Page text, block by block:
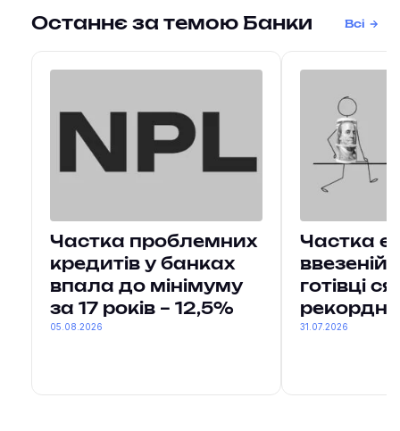
Останнє за темою Банки Всі
Частка проблемних
кредитів у банках
впала до мінімуму
за 17 років – 12,5%
05.08.2026
Частка
готівці
31.07.2026